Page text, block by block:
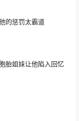
的惩罚太霸道
胎姐妹让他陷入回忆